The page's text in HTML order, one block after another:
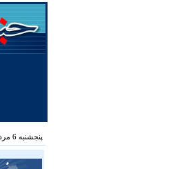
پنجشنبه 6 مرداد 1390